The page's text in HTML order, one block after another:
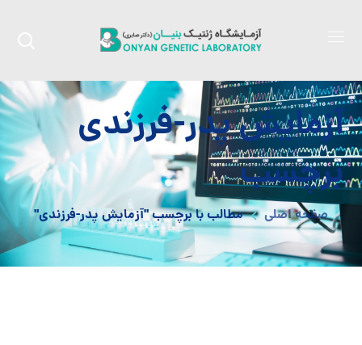
آزمایش پدر-فرزندی
برچسب
صفحه اصلی مطالب با برچسب "آزمایش پدر-فرزندی"